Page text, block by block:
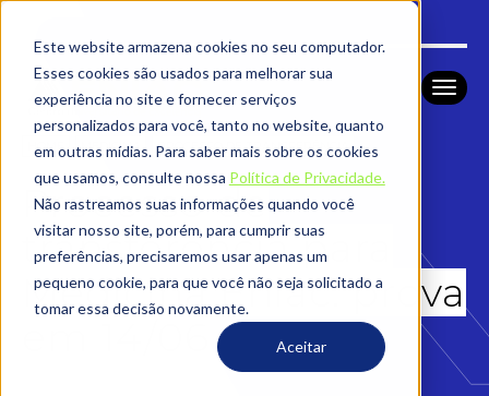
Este website armazena cookies no seu computador.
Esses cookies são usados ​​para melhorar sua
experiência no site e fornecer serviços
personalizados para você, tanto no website, quanto
em outras mídias. Para saber mais sobre os cookies
que usamos, consulte nossa Política de Privacidade.
Não rastreamos suas informações quando você
visitar nosso site, porém, para cumprir suas
preferências, precisaremos usar apenas um
pequeno cookie, para que você não seja solicitado a
tomar essa decisão novamente.
Aceitar
HOME MEDICINA PROCESSO DE TRANSFERÊNCIA
Processo de
transferência para
Medicina Eniac: prova